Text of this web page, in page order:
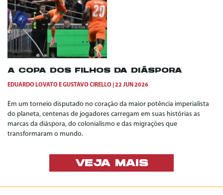
A COPA DOS FILHOS DA DIÁSPORA
EDUARDO LOVATO EGUSTAVO CIRELLO 22 JUN 2026
Em um torneio disputado no coração da maior potência imperialista
do planeta, centenas de jogadores carregam em suas histórias as
marcas da diáspora, do colonialismo e das migrações que
transformaram o mundo.
VEJA MAIS